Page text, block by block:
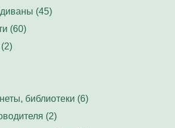
(45)
(60)
библиотеки (6)
(2)